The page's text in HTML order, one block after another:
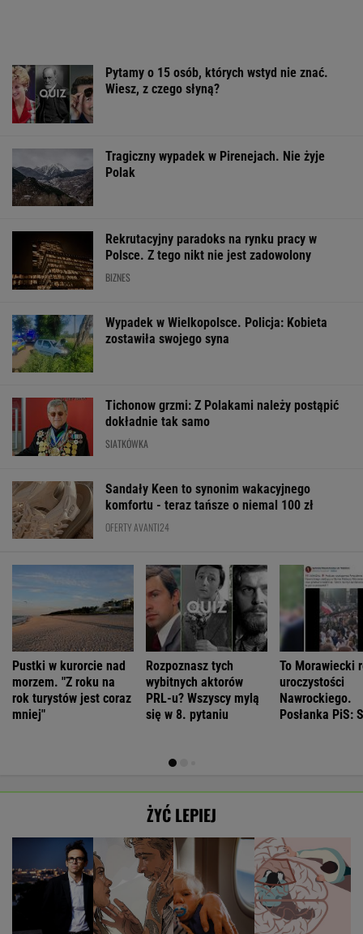
Pytamy o 15 osób, których wstyd nie znać.
Wiesz, z czego słyną?
Tragiczny wypadek w Pirenejach. Nie żyje
Polak
Rekrutacyjny paradoks na rynku pracy w
Polsce. Z tego nikt nie jest zadowolony
BIZNES
Wypadek w Wielkopolsce. Policja: Kobieta
zostawiła swojego syna
Tichonow grzmi: Z Polakami należy postąpić
dokładnie tak samo
SIATKÓWKA
Sandały Keen to synonim wakacyjnego
komfortu - teraz tańsze o niemal 100 zł
OFERTY AVANTI24
Pustki w kurorcie nad
morzem. "Z roku na
rok turystów jest coraz
mniej"
Rozpoznasz tych
wybitnych aktorów
PRL-u? Wszyscy mylą
się w 8. pytaniu
To Morawiecki
uroczystości
Nawrockiego.
Posłanka PiS:
ŻYĆ LEPIEJ